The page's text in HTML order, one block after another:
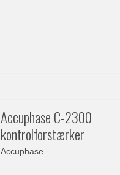
Accuphase C-2300
kontrolforstærker
Accuphase